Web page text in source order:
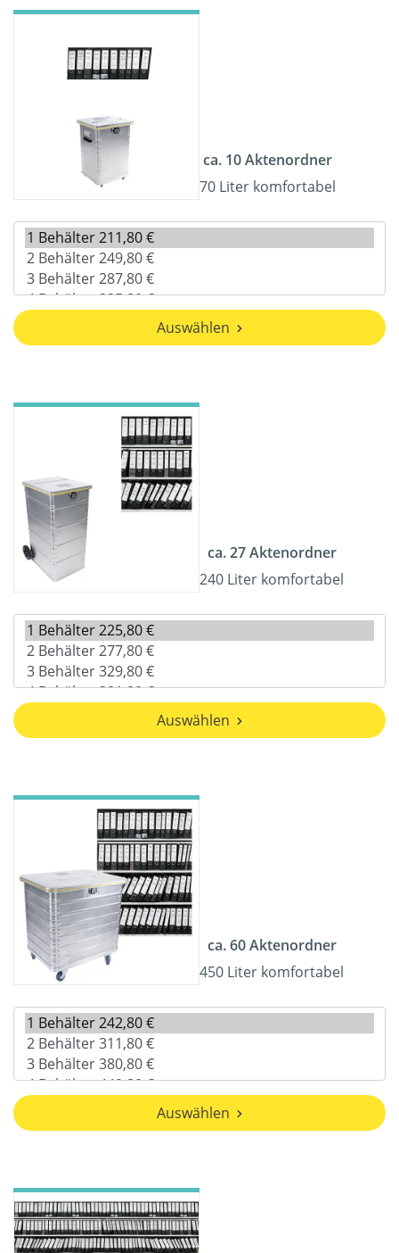
ca. 10 Aktenordner
70 Liter komfortabel
Auswählen
ca. 27 Aktenordner
240 Liter komfortabel
Auswählen
ca. 60 Aktenordner
450 Liter komfortabel
Auswählen